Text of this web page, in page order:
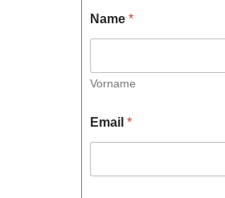
Name *
Vorname
Email *